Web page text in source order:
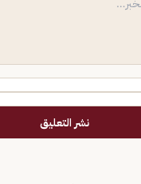
نشر التعليق